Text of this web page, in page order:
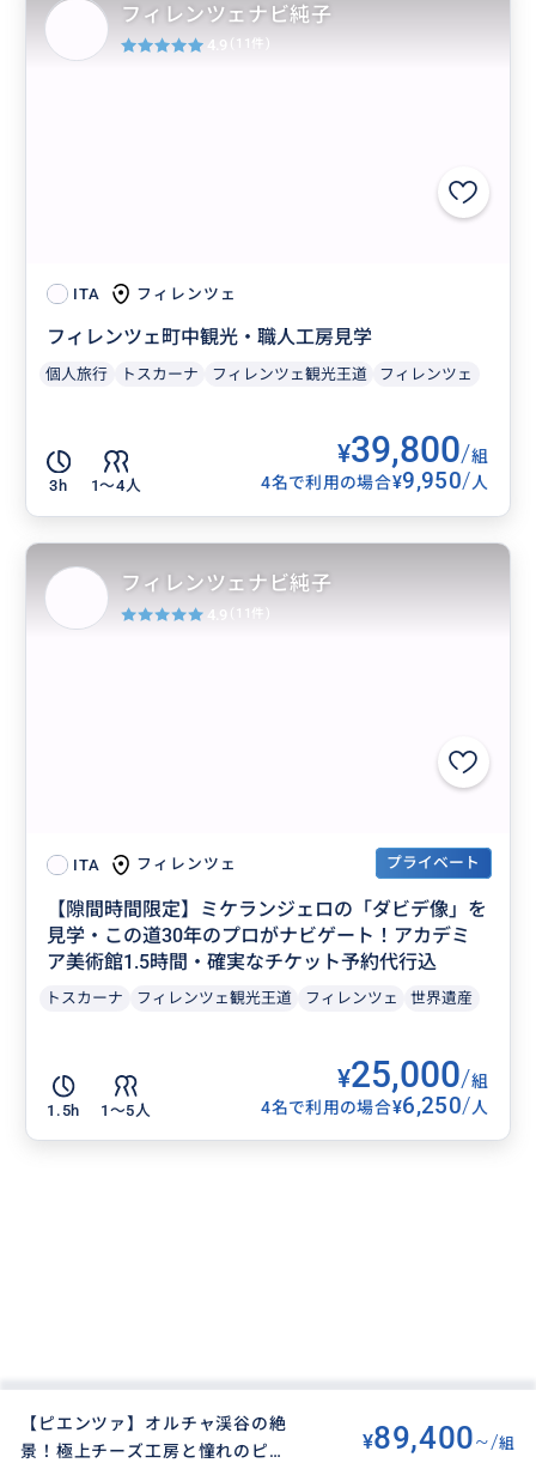
ITA フィレンツェ
フィレンツェ町中観光・職人工房見学
個人旅行 トスカーナ フィレンツェ観光王道 フィレンツェ
3h 1〜4人
¥39,800/組
4名で利用の場合¥9,950/人
フィレンツェナビ純子
4.9 (11件)
ITA フィレンツェ プライベート
【隙間時間限定】ミケランジェロの「ダビデ像」を
見学・この道30年のプロがナビゲート！アカデミ
ア美術館1.5時間・確実なチケット予約代行込
トスカーナ フィレンツェ観光王道 フィレンツェ 世界遺産
1.5h 1〜5人
¥25,000/組
4名で利用の場合¥6,250/人
フィレンツェナビ純子
4.9 (11件)
【ピエンツァ】オルチャ渓谷の絶
景！極上チーズ工房と憧れのピエ
¥89,400~/組